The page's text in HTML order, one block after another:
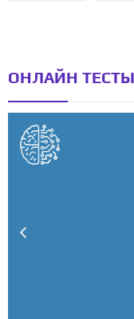
ОНЛАЙН